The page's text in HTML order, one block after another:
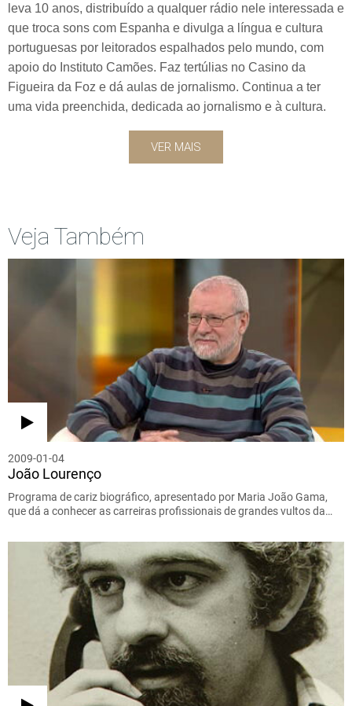
leva 10 anos, distribuído a qualquer rádio nele interessada e
que troca sons com Espanha e divulga a língua e cultura
portuguesas por leitorados espalhados pelo mundo, com
apoio do Instituto Camões. Faz tertúlias no Casino da
Figueira da Foz e dá aulas de jornalismo. Continua a ter
uma vida preenchida, dedicada ao jornalismo e à cultura.
VER MAIS
Veja Também
2009-01-04
João Lourenço
Programa de cariz biográfico, apresentado por Maria João Gama,
que dá a conhecer as carreiras profissionais de grandes vultos da…